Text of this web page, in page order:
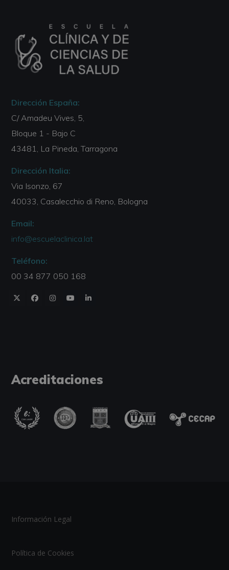
Dirección España:
C/ Amadeu Vives, 5,
Bloque 1 - Bajo C
43481, La Pineda, Tarragona
Dirección Italia:
Via Isonzo, 67
40033, Casalecchio di Reno, Bologna
Email:
info@escuelaclinica.lat
Teléfono:
00 34 877 050 168
Acreditaciones
Información Legal
Política de Cookies